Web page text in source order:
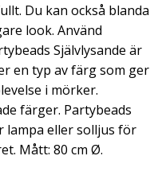
Du kan också blanda
look. Använd
Självlysande är
en typ av färg som ger
i mörker.
färger. Partybeads
lampa eller solljus för
Mått: 80 cm Ø.